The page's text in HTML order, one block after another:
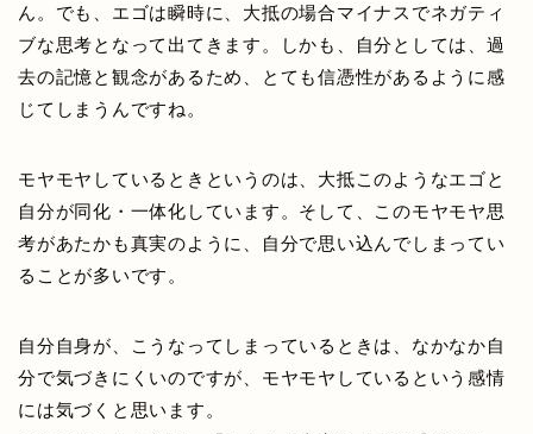
ん。でも、エゴは瞬時に、大抵の場合マイナスでネガティ
ブな思考となって出てきます。しかも、自分としては、過
去の記憶と観念があるため、とても信憑性があるように感
じてしまうんですね。
モヤモヤしているときというのは、大抵このようなエゴと
自分が同化・一体化しています。そして、このモヤモヤ思
考があたかも真実のように、自分で思い込んでしまってい
ることが多いです。
自分自身が、こうなってしまっているときは、なかなか自
分で気づきにくいのですが、モヤモヤしているという感情
には気づくと思います。